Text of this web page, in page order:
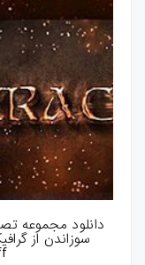
دانلود مجموعه